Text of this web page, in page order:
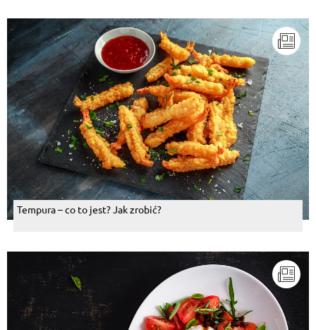
Halina Ceglarska, 30.09.2014
Jak ma dzień chłopaka to powinien mnie zaprosić do
dobrej knajpki a nie kazać karkówke robić! No sorry...
Odpowiedz
Pokaż więcej komentarzy
Tempura – co to jest? Jak zrobić?